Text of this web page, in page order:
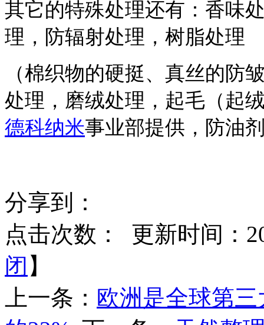
其它的特殊处理还有：香味
理，防辐射处理，树脂处理
（棉织物的硬挺、真丝的防
处理，磨绒处理，起毛（起
德科纳米事业部提供 ，防油
分享到：
点击次数：
更新时间：
闭 】
上一条： 欧洲是全球第